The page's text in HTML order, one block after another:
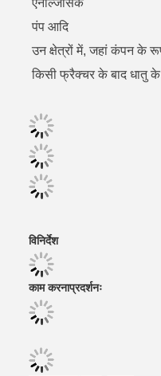
एनाल्जेसिक
पंप आदि
उन क्षेत्रों में, जहां कंपन के
किसी फ्रैक्चर के बाद धातु
विनिर्देश
काम करनाप्रदर्शनः